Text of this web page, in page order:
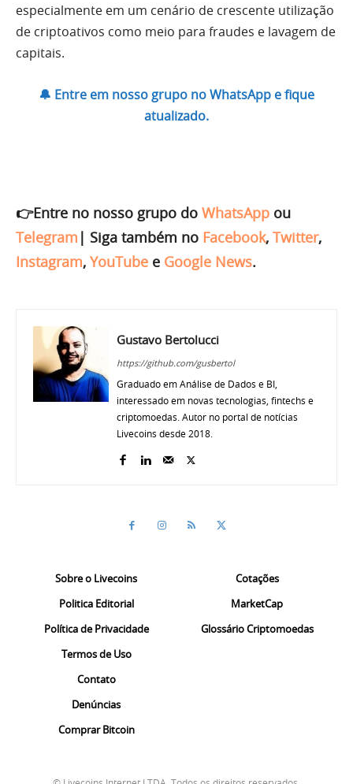
especialmente em um cenário de crescente utilização
de criptoativos como meio para fraudes e lavagem de
capitais.
🔔 Entre em nosso grupo no WhatsApp e fique
atualizado.
👉Entre no nosso grupo do WhatsApp ou
Telegram | Siga também no Facebook, Twitter,
Instagram, YouTube e Google News.
Gustavo Bertolucci
https://github.com/gusbertol
Graduado em Análise de Dados e BI,
interessado em novas tecnologias, fintechs e
criptomoedas. Autor no portal de notícias
Livecoins desde 2018.
Sobre o Livecoins
Politica Editorial
Política de Privacidade
Termos de Uso
Contato
Denúncias
Comprar Bitcoin
Cotações
MarketCap
Glossário Criptomoedas